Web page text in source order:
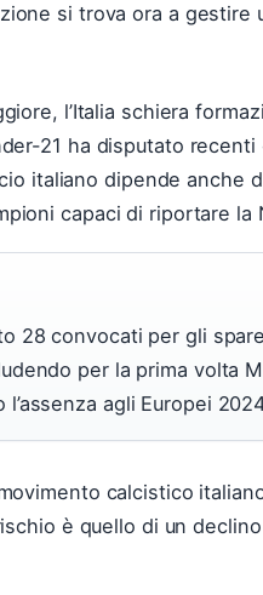
si trova ora a
l’Italia schiera
21 ha disputato
italiano dipende anche
capaci di riportare la
28 convocati per gli
per la prima volta
agli Europei
calcistico
è quello di un